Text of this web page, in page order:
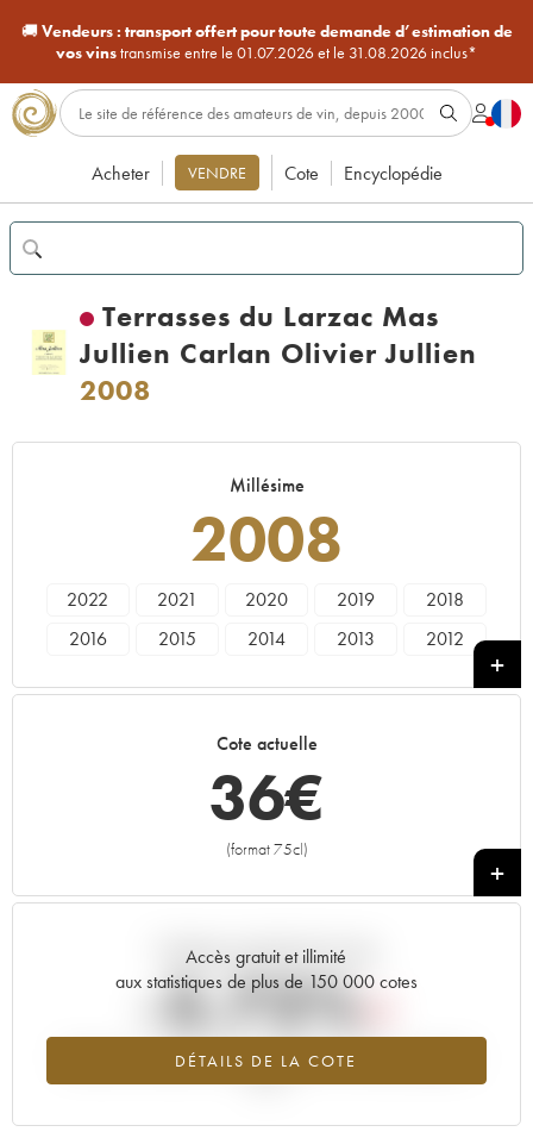
🚚Vendeurs : transport offert pour toute demande d’estimation de
vos vinstransmise entre le 01.07.2026 et le 31.08.2026 inclus*
Acheter VENDRE Cote Encyclopédie
Terrasses du Larzac Mas
Jullien Carlan Olivier Jullien
2008
Millésime
2008
2022 2021 2020 2019
2018
2016
2015 2014 2013
2012
Cote actuelle
36€
(format 75cl)
+
Accès gratuit et illimité
aux statistiques de plus de 150 000 cotes
DÉTAILS DE LA COTE
Tendance actuelle de la cote
-5.72%
Tendance à la baisse du millésime 2008 en 2026 par rapport à